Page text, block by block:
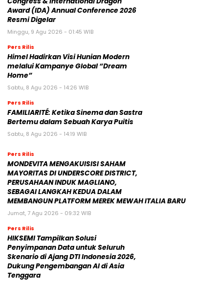
Award (IDA) Annual Conference 2026
Resmi Digelar
Minggu, 9 Agu 2026 - 01:45 WIB
Pers Rilis
Himel Hadirkan Visi Hunian Modern
melalui Kampanye Global “Dream
Home”
Sabtu, 8 Agu 2026 - 14:26 WIB
Pers Rilis
FAMILIARITÉ: Ketika Sinema dan Sastra
Bertemu dalam Sebuah Karya Puitis
Sabtu, 8 Agu 2026 - 14:19 WIB
Pers Rilis
MONDEVITA MENGAKUISISI SAHAM
MAYORITAS DI UNDERSCORE DISTRICT,
PERUSAHAAN INDUK MAGLIANO,
SEBAGAI LANGKAH KEDUA DALAM
MEMBANGUN PLATFORM MEREK MEWAH ITALIA BARU
Jumat, 7 Agu 2026 - 09:32 WIB
Pers Rilis
HIKSEMI Tampilkan Solusi
Penyimpanan Data untuk Seluruh
Skenario di Ajang DTI Indonesia 2026,
Dukung Pengembangan AI di Asia
Tenggara